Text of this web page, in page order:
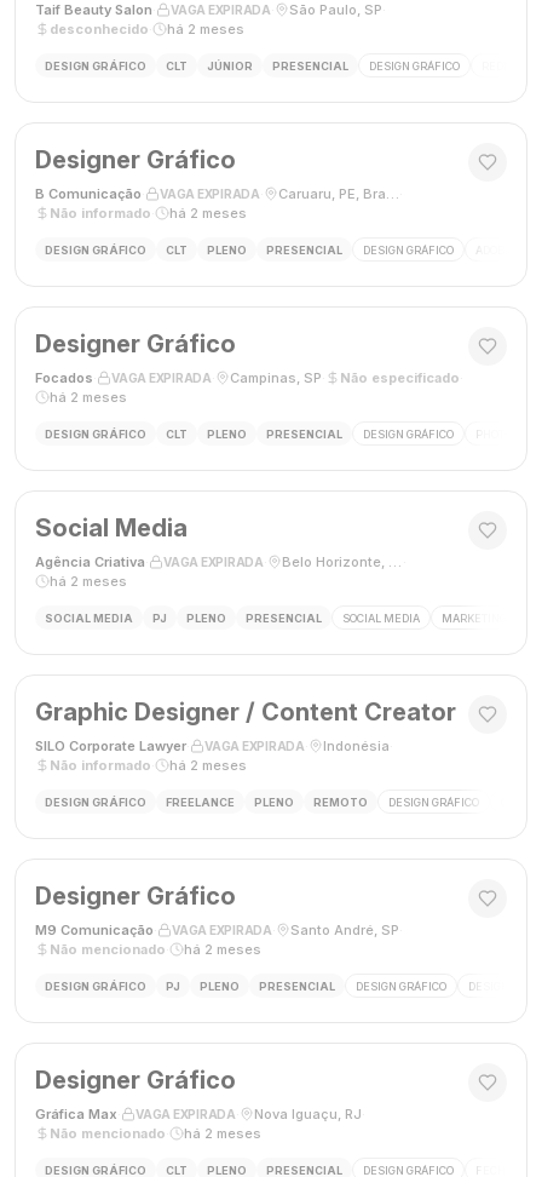
Taif Beauty Salon VAGA EXPIRADA São Paulo, SP
desconhecido
há 2 meses
DESIGN GRÁFICO CLT JÚNIOR PRESENCIAL DESIGN GRÁFICO
Designer Gráfico
B Comunicação VAGA EXPIRADA Caruaru, PE, Brasil
Não informado
há 2 meses
DESIGN GRÁFICO CLT PLENO PRESENCIAL DESIGN GRÁFICO ADOBE
Designer Gráfico
Focados VAGA EXPIRADA Campinas, SP Não especificado
há 2 meses
DESIGN GRÁFICO CLT PLENO PRESENCIAL DESIGN GRÁFICO PHOTOSHOP
Social Media
Agência Criativa VAGA EXPIRADA Belo Horizonte, Brasil
há 2 meses
SOCIAL MEDIA PJ PLENO PRESENCIAL SOCIAL MEDIA MARKETING
Graphic Designer / Content Creator
SILO Corporate Lawyer VAGA EXPIRADA Indonésia
Não informado
há 2 meses
DESIGN GRÁFICO FREELANCE PLENO REMOTO DESIGN GRÁFICO
Designer Gráfico
M9 Comunicação VAGA EXPIRADA Santo André, SP
Não mencionado
há 2 meses
DESIGN GRÁFICO PJ PLENO PRESENCIAL DESIGN GRÁFICO DESIGNER
Designer Gráfico
Gráfica Max VAGA EXPIRADA Nova Iguaçu, RJ
Não mencionado
há 2 meses
DESIGN GRÁFICO CLT PLENO PRESENCIAL DESIGN GRÁFICO